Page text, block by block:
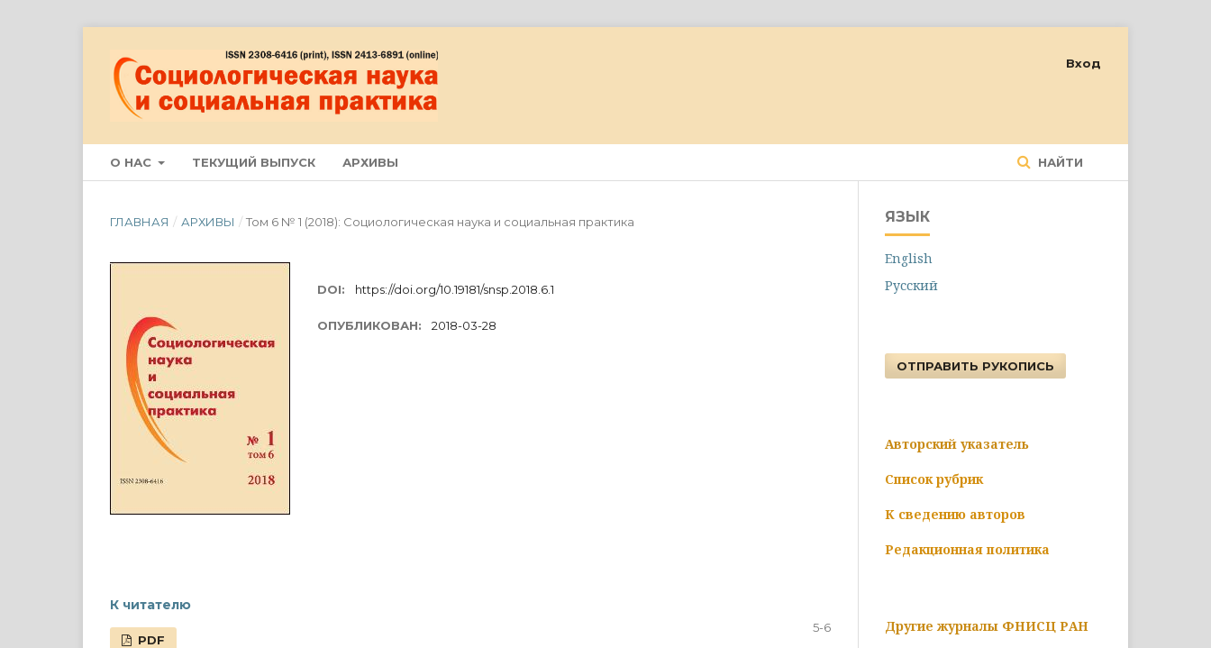
О НАС ТЕКУЩИЙ ВЫПУСК АРХИВЫ НАЙТИ
Вход
ГЛАВНАЯ / АРХИВЫ / Том 6 № 1 (2018): Социологическая наука и социальная практика
DOI: https://doi.org/10.19181/snsp.2018.6.1
ОПУБЛИКОВАН: 2018-03-28
К читателю
5-6
PDF
ЯЗЫК
English
Русский
ОТПРАВИТЬ РУКОПИСЬ
Авторский указатель
Список рубрик
К сведению авторов
Редакционная политика
Другие журналы ФНИСЦ РАН